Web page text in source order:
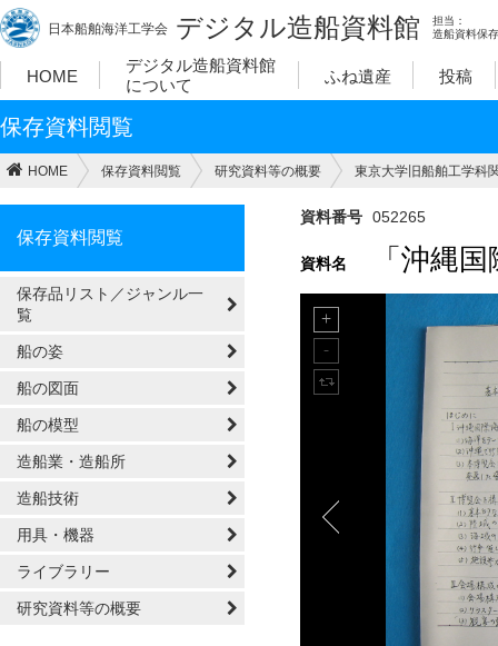
日本船舶海洋工学会 デジタル造船資料館
担当：
造船資料保
HOME
デジタル造船資料館
について
ふね遺産 投稿
保存資料閲覧
HOME 保存資料閲覧 研究資料等の概要 東京大学旧船舶工学科
保存資料閲覧
保存品リスト／ジャンル一
覧
船の姿
船の図面
船の模型
造船業・造船所
造船技術
用具・機器
ライブラリー
研究資料等の概要
資料番号 052265
資料名 「沖縄